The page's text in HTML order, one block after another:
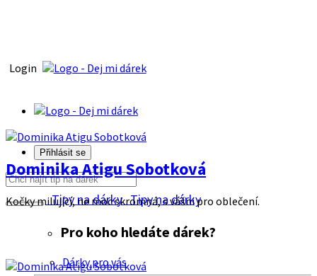
Login
Přihlásit se
Tipy na dárkyTipy na dárky
Pro koho hledáte dárek?
Dárky pro vás
Dominika Atigu Sobotková
Kočky milující, ne moc skromná, s vášni pro oblečení.